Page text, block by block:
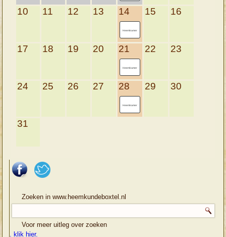
10 11 12 13 14
Heemkamer
15 16
17 18 19 20 21
Heemkamer
22 23
24 25 26 27 28
Heemkamer
29 30
31
Zoeken in www.heemkundeboxtel.nl
Voor meer uitleg over zoeken
. klik hier.